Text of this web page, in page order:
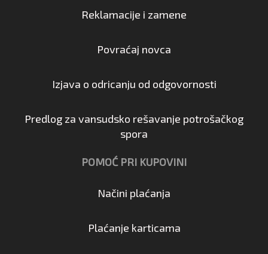
Reklamacije i zamene
Povraćaj novca
Izjava o odricanju od odgovornosti
Predlog za vansudsko rešavanje potrošačkog
spora
POMOĆ PRI KUPOVINI
Načini plaćanja
Plaćanje karticama